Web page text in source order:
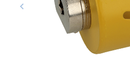
Vorige
keyboard_arrow_left